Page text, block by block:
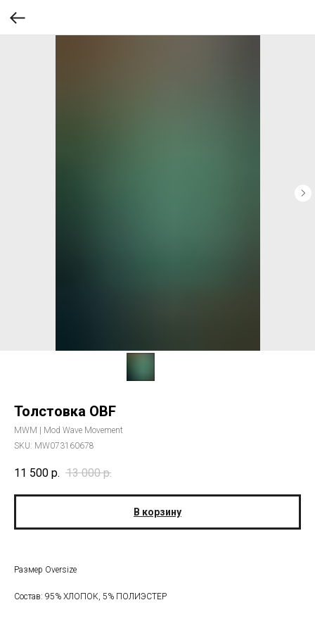
Толстовка OBF
MWM | Mod Wave Movement
SKU: MW073160678
11 500 р. 13 000 р.
В корзину
Размер Oversize
Состав: 95% ХЛОПОК, 5% ПОЛИЭСТЕР